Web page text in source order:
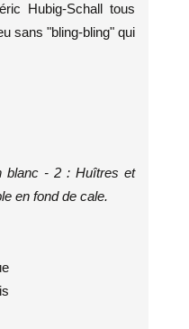
Hubig-Schall tous
sans "bling-bling" qui
blanc - 2 : Huîtres et
en fond de cale.